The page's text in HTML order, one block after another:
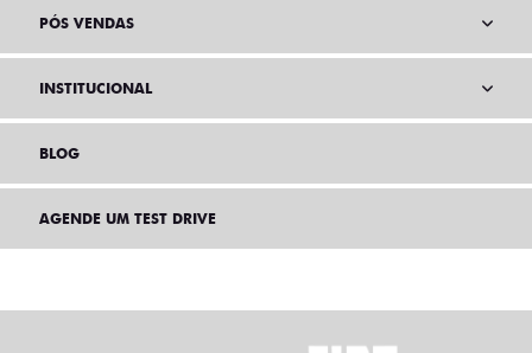
PÓS VENDAS
INSTITUCIONAL
BLOG
AGENDE UM TEST DRIVE